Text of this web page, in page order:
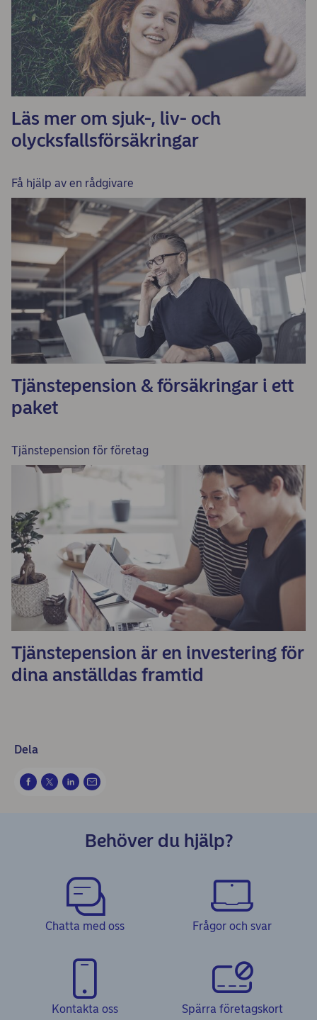
Läs mer om sjuk-, liv- och
olycksfallsförsäkringar
Få hjälp av en rådgivare
Tjänstepension & försäkringar i ett
paket
Tjänstepension för företag
Tjänstepension är en investering för
dina anställdas framtid
Dela
Behöver du hjälp?
Chatta med oss Frågor och svar
Kontakta oss Spärra företagskort